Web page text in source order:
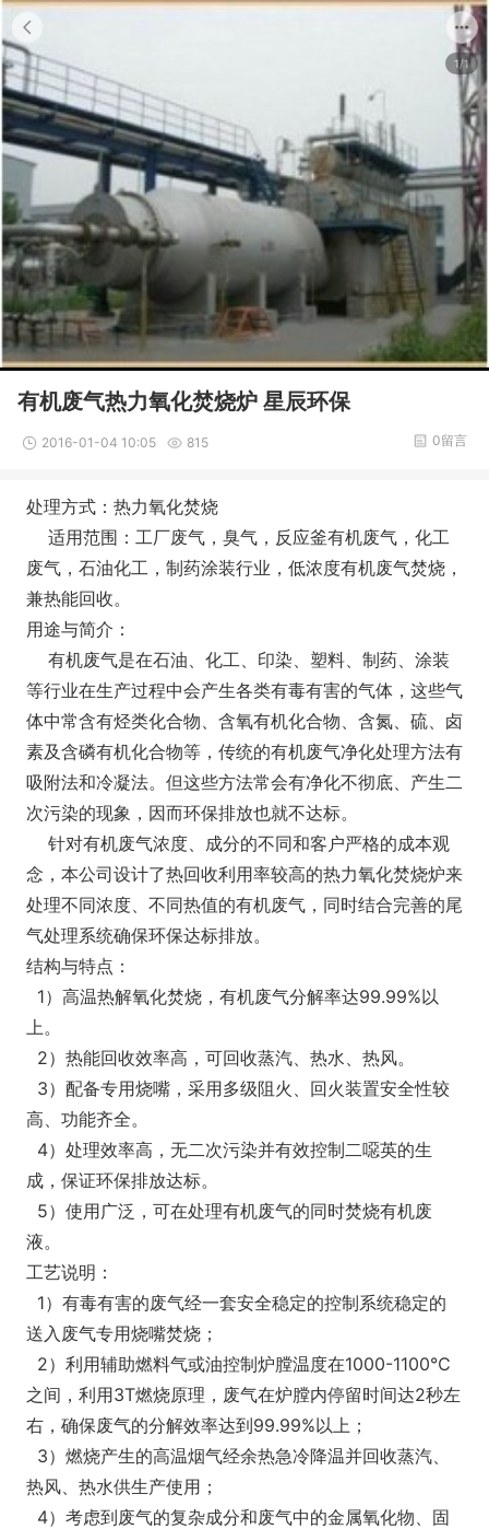
1/1
有机废气热力氧化焚烧炉 星辰环保
2016-01-04 10:05 815 0留言
处理方式：热力氧化焚烧
适用范围：工厂废气，臭气，反应釜有机废气，化工
废气，石油化工，制药涂装行业，低浓度有机废气焚烧，
兼热能回收。
用途与简介：
有机废气是在石油、化工、印染、塑料、制药、涂装
等行业在生产过程中会产生各类有毒有害的气体，这些气
体中常含有烃类化合物、含氧有机化合物、含氮、硫、卤
素及含磷有机化合物等，传统的有机废气净化处理方法有
吸附法和冷凝法。但这些方法常会有净化不彻底、产生二
次污染的现象，因而环保排放也就不达标。
针对有机废气浓度、成分的不同和客户严格的成本观
念，本公司设计了热回收利用率较高的热力氧化焚烧炉来
处理不同浓度、不同热值的有机废气，同时结合完善的尾
气处理系统确保环保达标排放。
结构与特点：
1）高温热解氧化焚烧，有机废气分解率达99.99%以
上。
2）热能回收效率高，可回收蒸汽、热水、热风。
3）配备专用烧嘴，采用多级阻火、回火装置安全性较
高、功能齐全。
4）处理效率高，无二次污染并有效控制二噁英的生
成，保证环保排放达标。
5）使用广泛，可在处理有机废气的同时焚烧有机废
液。
工艺说明：
1）有毒有害的废气经一套安全稳定的控制系统稳定的
送入废气专用烧嘴焚烧；
2）利用辅助燃料气或油控制炉膛温度在1000-1100℃
之间，利用3T燃烧原理，废气在炉膛内停留时间达2秒左
右，确保废气的分解效率达到99.99%以上；
3）燃烧产生的高温烟气经余热急冷降温并回收蒸汽、
热风、热水供生产使用；
4）考虑到废气的复杂成分和废气中的金属氧化物、固